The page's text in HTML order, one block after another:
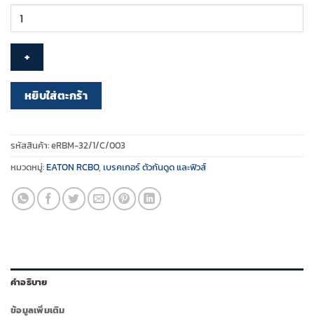
จำนวน
EATON
-
eRBM
อุปกรณ์
ป้องกัน
ไฟ
Electronic
Combined
RCD/MCB
Device
-
หยิบใส่ตะกร้า
รหัสสินค้า:eRBM-32/1/C/003
หมวดหมู่:EATON RCBO, เบรคเกอร์ ตัวกันดูด และฟิวส์
คำอธิบาย
ข้อมูลเพิ่มเติม